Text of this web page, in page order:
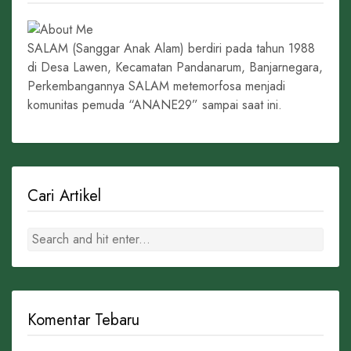
SALAM (Sanggar Anak Alam) berdiri pada tahun 1988
di Desa Lawen, Kecamatan Pandanarum, Banjarnegara,
Perkembangannya SALAM metemorfosa menjadi
komunitas pemuda “ANANE29” sampai saat ini.
Cari Artikel
Komentar Tebaru